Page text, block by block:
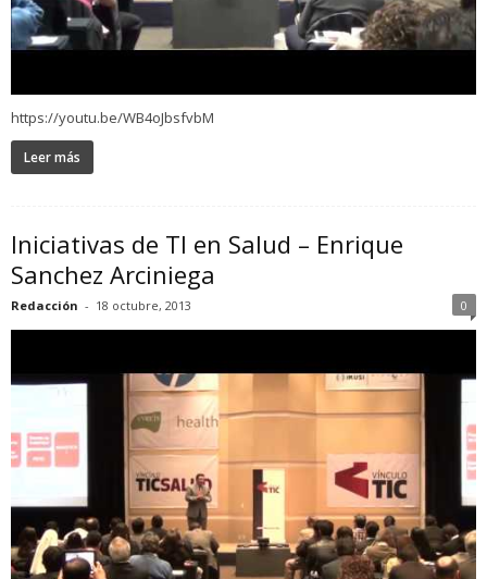
https://youtu.be/WB4oJbsfvbM
Leer más
Iniciativas de TI en Salud – Enrique
Sanchez Arciniega
Redacción - 18 octubre, 2013 0